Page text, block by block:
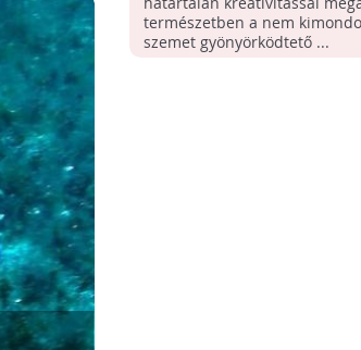
természetben a nem
szemet gyönyörködtető ...